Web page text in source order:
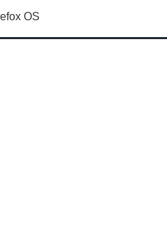
OS